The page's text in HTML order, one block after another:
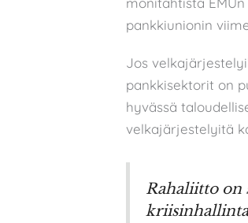
pankkiunionin
Jos
pankkisektorit on
hyvässä
velkajärjestelyitä
Rahaliitto on